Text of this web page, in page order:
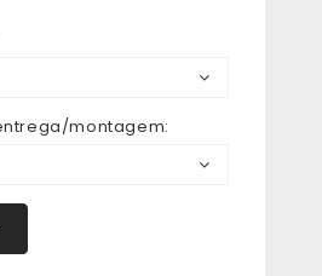
montagem: